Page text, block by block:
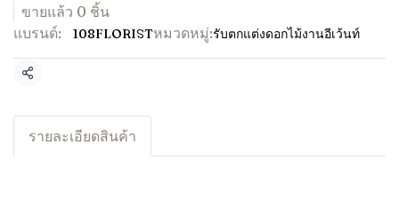
ขายแล้ว 0 ชิ้น
แบรนด์:
108FLORISTหมวดหมู่:รับตกแต่งดอกไม้งานอีเว้นท์
แชร์
รายละเอียดสินค้า